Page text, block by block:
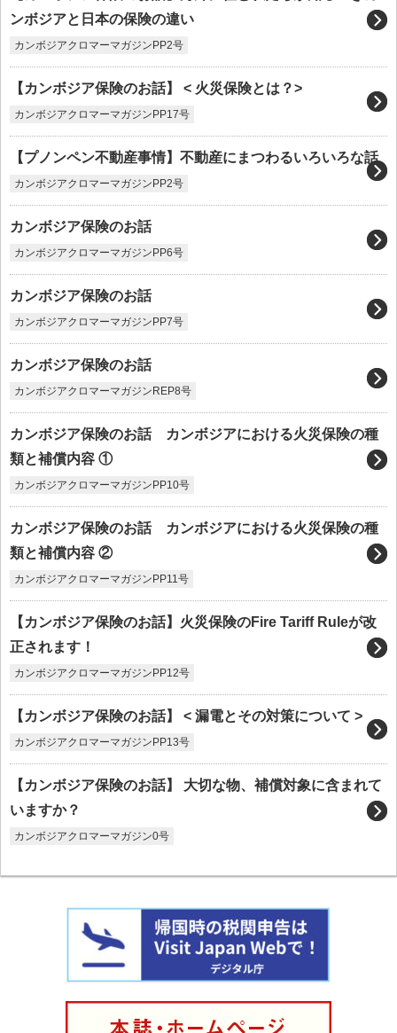
ンボジアと日本の保険の違い
カンボジアクロマーマガジンPP2号
【カンボジア保険のお話】 < 火災保険とは？>
カンボジアクロマーマガジンPP17号
【プノンペン不動産事情】不動産にまつわるいろいろな話
カンボジアクロマーマガジンPP2号
カンボジア保険のお話
カンボジアクロマーマガジンPP6号
カンボジア保険のお話
カンボジアクロマーマガジンPP7号
カンボジア保険のお話
カンボジアクロマーマガジンREP8号
カンボジア保険のお話 カンボジアにおける火災保険の種
類と補償内容 ①
カンボジアクロマーマガジンPP10号
カンボジア保険のお話 カンボジアにおける火災保険の種
類と補償内容 ②
カンボジアクロマーマガジンPP11号
【カンボジア保険のお話】火災保険のFire Tariff Ruleが改
正されます！
カンボジアクロマーマガジンPP12号
【カンボジア保険のお話】 < 漏電とその対策について >
カンボジアクロマーマガジンPP13号
【カンボジア保険のお話】 大切な物、補償対象に含まれて
いますか？
カンボジアクロマーマガジン0号